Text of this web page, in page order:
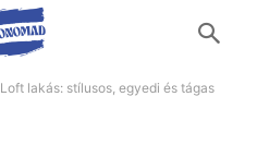
Loft lakás: stílusos, egyedi és tágas